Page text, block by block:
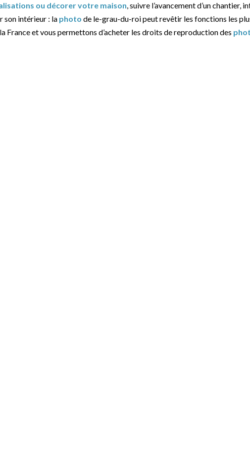
ou décorer votre maison, suivre l’avancement d’un
son intérieur : la photo de le-grau-du-roi peut revêtir les fonctions les
France et vous permettons d’acheter les droits de reproduction des